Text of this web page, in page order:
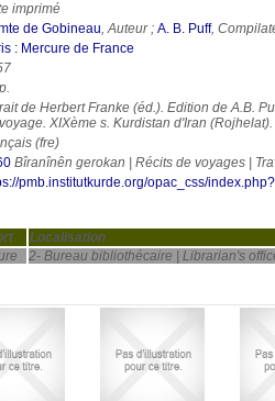
imprimé
de Gobineau, Auteur ; A. B. Puff,
: Mercure de France
de Herbert Franke (éd.). Edition de A.B.
XIXème s. Kurdistan d'Iran (Rojhelat).
(fre)
pmb.institutkurde.org/opac_css/
Localisation
2- Bureau bibliothécaire | Librarian's